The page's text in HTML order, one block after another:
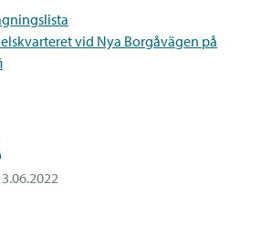
vid Nya Borgåvägen på